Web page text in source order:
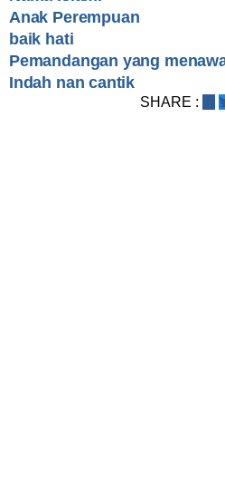
Anak Perempuan
baik hati
Pemandangan yang
Indah nan cantik
SHARE :